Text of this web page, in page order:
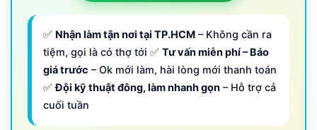
✅ Nhận làm tận nơi tại TP.HCM – Không cần ra
tiệm, gọi là có thợ tới ✅ Tư vấn miễn phí – Báo
giá trước – Ok mới làm, hài lòng mới thanh toán
✅Đội kỹ thuật đông, làm nhanh gọn – Hỗ trợ cả
cuối tuần